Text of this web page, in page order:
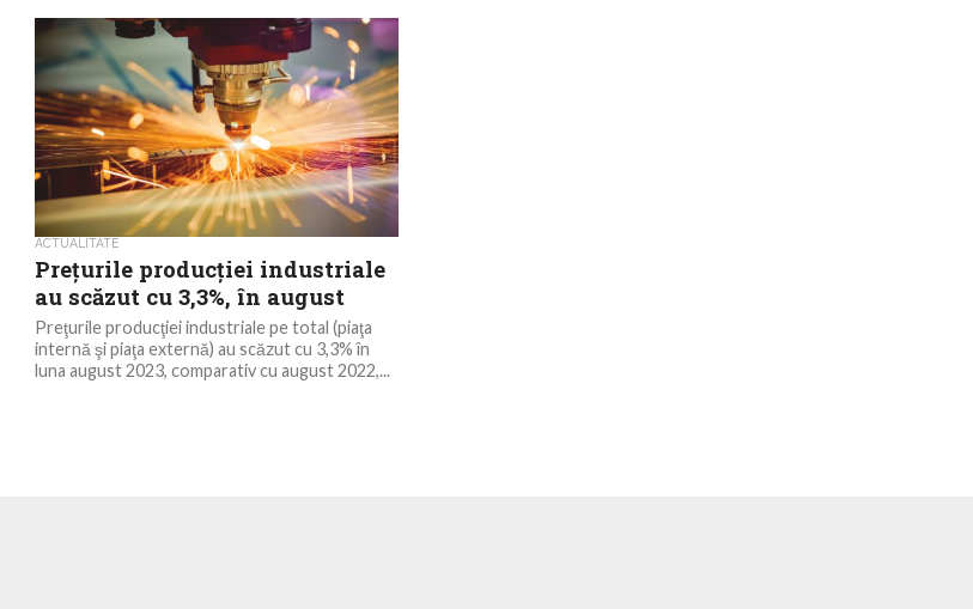
ACTUALITATE
Preţurile producţiei industriale
au scăzut cu 3,3%, în august
Preţurile producţiei industriale pe total (piaţa
internă şi piaţa externă) au scăzut cu 3,3% în
luna august 2023, comparativ cu august 2022,...